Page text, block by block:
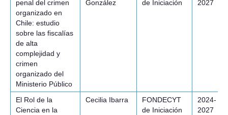
penal del crimen
organizado en
Chile: estudio
sobre las fiscalías
de alta
complejidad y
crimen
organizado del
Ministerio Público
González
de Iniciación
2027
El Rol de la
Ciencia en la
Cecilia Ibarra
FONDECYT
de Iniciación
2024-
2027